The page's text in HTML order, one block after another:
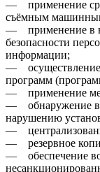
— применение
съёмным
— применение в
безопасности
информации;
— осуществление
программ
— применение
— обнаружение
нарушению
—
— резервное
— обеспечение